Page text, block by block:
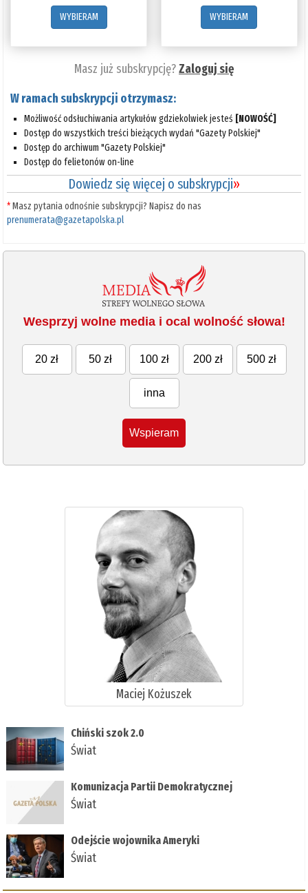
WYBIERAM
WYBIERAM
Masz już subskrypcję?Zaloguj się
W ramach subskrypcji otrzymasz:
Możliwość odsłuchiwania artykułów gdziekolwiek jesteś [NOWOŚĆ]
Dostęp do wszystkich treści bieżących wydań "Gazety Polskiej"
Dostęp do archiwum "Gazety Polskiej"
Dostęp do felietonów on-line
Dowiedz się więcej o subskrypcji»
*Masz pytania odnośnie subskrypcji? Napisz do nas
prenumerata@gazetapolska.pl
Wesprzyj wolne media i ocal wolność słowa!
20 zł 50 zł 100 zł 200 zł 500 zł
inna
Wspieram
Maciej Kożuszek
Chiński szok 2.0
Świat
Komunizacja Partii Demokratycznej
Świat
Odejście wojownika Ameryki
Świat